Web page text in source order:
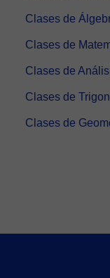
Clases de
Clases de
Clases de
Clases de
Clases de